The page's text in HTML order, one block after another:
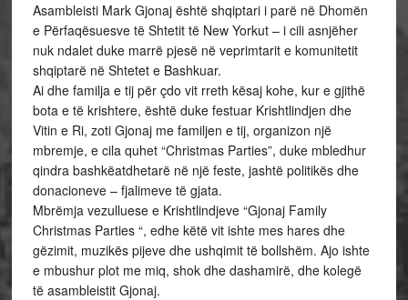
Asambleisti Mark Gjonaj është shqiptari i parë në Dhomën
e Përfaqësuesve të Shtetit të New Yorkut – i cili asnjëher
nuk ndalet duke marrë pjesë në veprimtarit e komunitetit
shqiptarë në Shtetet e Bashkuar.
Ai dhe familja e tij për çdo vit rreth kësaj kohe, kur e gjithë
bota e të krishtere, është duke festuar Krishtlindjen dhe
Vitin e Ri, zoti Gjonaj me familjen e tij, organizon një
mbremje, e cila quhet “Christmas Parties”, duke mbledhur
qindra bashkëatdhetarë në një feste, jashtë politikës dhe
donacioneve – fjalimeve të gjata.
Mbrëmja vezulluese e Krishtlindjeve “Gjonaj Family
Christmas Parties “, edhe këtë vit ishte mes hares dhe
gëzimit, muzikës pijeve dhe ushqimit të bollshëm. Ajo ishte
e mbushur plot me miq, shok dhe dashamirë, dhe kolegë
të asambleistit Gjonaj.